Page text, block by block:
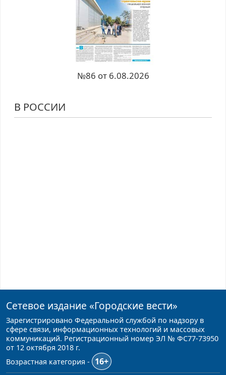
№86 от 6.08.2026
В РОССИИ
Сетевое издание «Городские вести»
Зарегистрировано Федеральной службой по надзору в
сфере связи, информационных технологий и массовых
коммуникаций. Регистрационный номер ЭЛ № ФС77-73950
от 12 октября 2018 г.
Возрастная категория -
16+